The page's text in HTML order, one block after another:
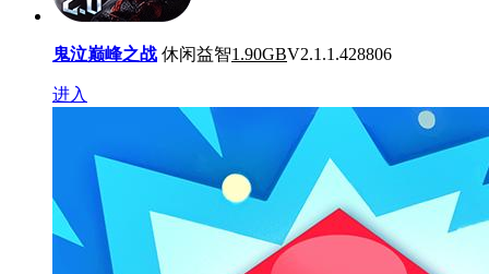
鬼泣巅峰之战 休闲益智1.90GBV2.1.1.428806
进入